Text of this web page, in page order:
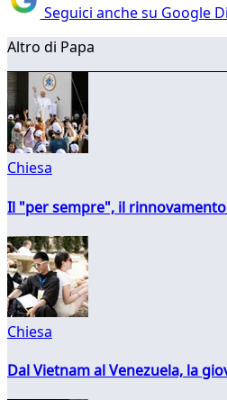
Seguici anche su Google
Altro di Papa
Chiesa
Il "per sempre", il rinnovamento
Chiesa
Dal Vietnam al Venezuela, la